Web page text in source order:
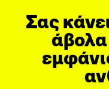
Σας
άβολα